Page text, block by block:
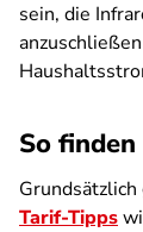
sein, die
So
Tarif-Tipps